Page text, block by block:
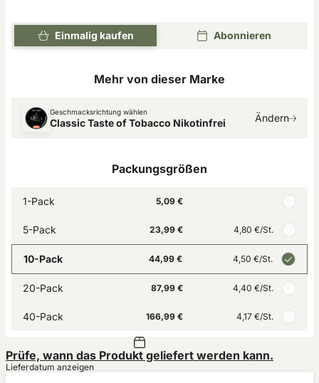
Einmalig kaufen Abonnieren
Mehr von dieser Marke
Geschmacksrichtung wählen
Classic Taste of Tobacco Nikotinfrei Ändern
Packungsgrößen
1-Pack 5,09 €
5-Pack 23,99 € 4,80 €/St.
10-Pack 44,99 € 4,50 €/St.
20-Pack 87,99 € 4,40 €/St.
40-Pack 166,99 € 4,17 €/St.
Prüfe, wann das Produkt geliefert werden kann.
Lieferdatum anzeigen